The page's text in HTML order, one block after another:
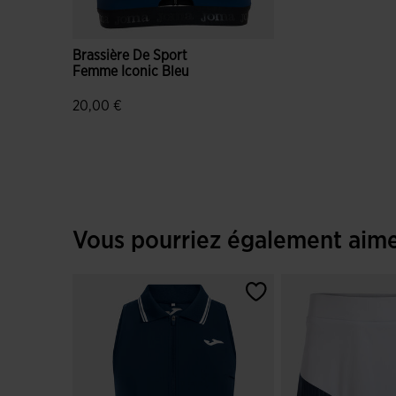
Brassière De Sport
Femme Iconic Bleu
20,00 €
Vous pourriez également